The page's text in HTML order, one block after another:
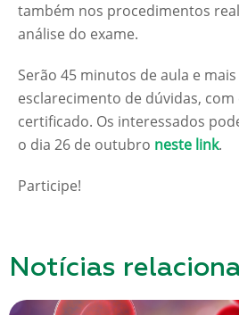
também nos procedimentos
análise do exame.
Serão 45 minutos de aula e
esclarecimento de dúvidas, com
certificado. Os interessados
o dia 26 de outubro neste link.
Participe!
Notícias